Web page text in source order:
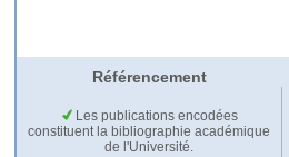
Référencement
Les publications encodées
constituent la bibliographie académique
de l'Université.